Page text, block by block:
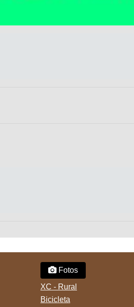
Fotos
XC - Rural
Bicicleta